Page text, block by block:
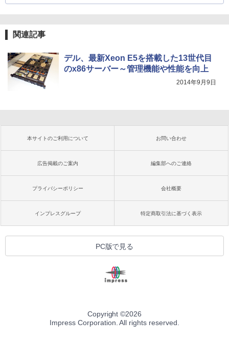
関連記事
デル、最新Xeon E5を搭載した13世代目
のx86サーバー～管理機能や性能を向上
2014年9月9日
本サイトのご利用について お問い合わせ
広告掲載のご案内 編集部へのご連絡
プライバシーポリシー 会社概要
インプレスグループ 特定商取引法に基づく表示
PC版で見る
Copyright ©2026
Impress Corporation. All rights reserved.